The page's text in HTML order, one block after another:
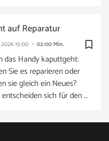
bookmark_border
202615:00 02:00 Min.
auf Reparatur
das Handy kaputtgeht:
Sie es reparieren oder
sie gleich ein Neues?
sich für den …